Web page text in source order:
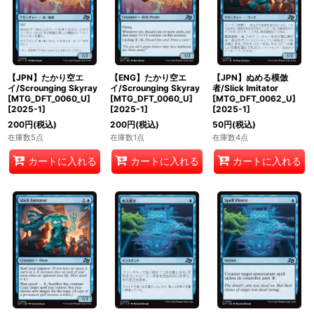
【JPN】たかり空エ
イ/Scrounging Skyray
[MTG_DFT_0060_U]
[2025-1]
200円(税込)
在庫数5点
カートに入れる
【ENG】たかり空エ
イ/Scrounging Skyray
[MTG_DFT_0060_U]
[2025-1]
200円(税込)
在庫数1点
カートに入れる
【JPN】ぬめる模倣
者/Slick Imitator
[MTG_DFT_0062_U]
[2025-1]
50円(税込)
在庫数4点
カートに入れる